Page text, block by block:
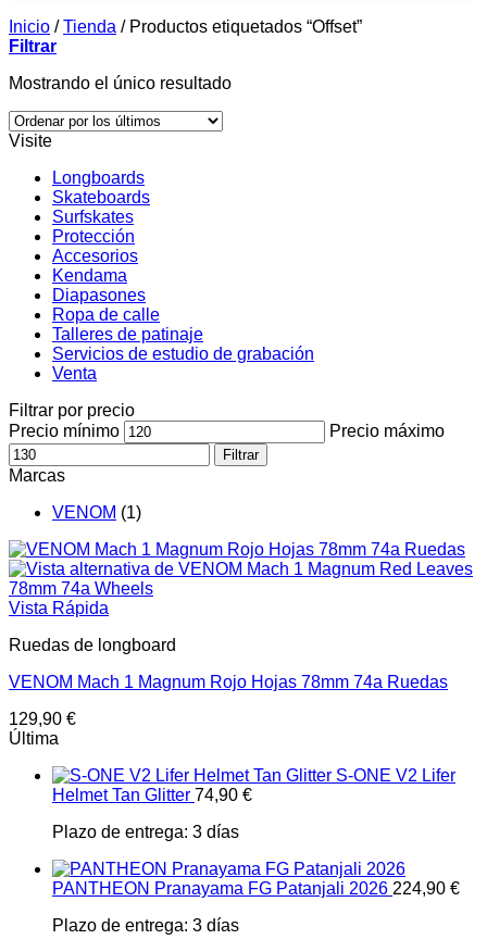
Inicio / Tienda /Productos etiquetados “Offset”
Filtrar
Mostrando el único resultado
Visite
Longboards
Skateboards
Surfskates
Protección
Accesorios
Kendama
Diapasones
Ropa de calle
Talleres de patinaje
Servicios de estudio de grabación
Venta
Filtrar por precio
Precio mínimo
Precio máximo
Filtrar
Marcas
VENOM (1)
Vista Rápida
Ruedas de longboard
VENOM Mach 1 Magnum Rojo Hojas 78mm 74a Ruedas
129,90 €
Última
S-ONE V2 Lifer
Helmet Tan Glitter 74,90 €
Plazo de entrega: 3 días
PANTHEON Pranayama FG Patanjali 2026 224,90 €
Plazo de entrega: 3 días